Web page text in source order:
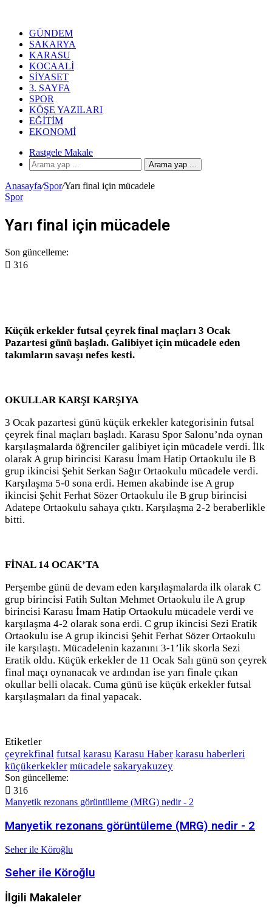
GÜNDEM
SAKARYA
KARASU
KOCAALI
SIYASET
3. SAYFA
SPOR
KÖŞE YAZILARI
EĞITIM
EKONOMI
Rastgele Makale
Arama yap ...
Anasayfa/Spor/Yarı final için mücadele
Spor
Yarı final için mücadele
Son güncelleme:
316
Küçük erkekler futsal çeyrek final maçları 3 Ocak
Pazartesi günü başladı. Galibiyet için mücadele eden
takımların savaşı nefes kesti.
OKULLAR KARŞI KARŞIYA
3 Ocak pazartesi günü küçük erkekler kategorisinin futsal
çeyrek final maçları başladı. Karasu Spor Salonu’nda oynan
karşılaşmalarda öğrenciler galibiyet için mücadele verdi. İlk
olarak A grup birincisi Karasu İmam Hatip Ortaokulu ile B
grup ikincisi Şehit Serkan Sağır Ortaokulu mücadele verdi.
Karşılaşma 5-0 sona erdi. Hemen akabinde ise A grup
ikincisi Şehit Ferhat Sözer Ortaokulu ile B grup birincisi
Adatepe Ortaokulu sahaya çıktı. Karşılaşma 2-2 beraberlikle
bitti.
FİNAL 14 OCAK’TA
Perşembe günü de devam eden karşılaşmalarda ilk olarak C
grup birincisi Fatih Sultan Mehmet Ortaokulu ile A grup
birincisi Karasu İmam Hatip Ortaokulu mücadele verdi ve
karşılaşma 4-2 olarak sona erdi. C grup ikincisi Sezi Eratik
Ortaokulu ise A grup ikincisi Şehit Ferhat Sözer Ortaokulu
ile karşılaştı. Mücadelenin kazanını 3-1’lik skorla Sezi
Eratik oldu. Küçük erkekler de 11 Ocak Salı günü son çeyrek
final maçı oynanacak ve ardından ise yarı finale çıkan
okullar belli olacak. Cuma günü ise küçük erkekler futsal
karşılaşmaları da final yapacak.
Etiketler
çeyrekfinal futsal karasu Karasu Haber karasu haberleri
küçükerkekler mücadele sakaryakuzey
Son güncelleme:
316
Manyetik rezonans görüntüleme (MRG) nedir - 2
Manyetik rezonans görüntüleme (MRG) nedir - 2
Seher ile Köroğlu
Seher ile Köroğlu
İlgili Makaleler